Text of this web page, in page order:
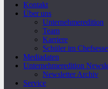
Kontakt
Über uns
Unternehmeredition
Team
Karriere
Schüler im
Mediadaten
Unternehmeredition
Newsletter Archiv
Service